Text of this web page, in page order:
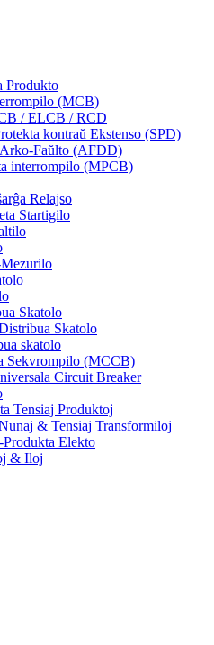
Produkto
(MCB)
/ ELCB / RCD
kontraŭ Ekstenso (SPD)
Faŭlto (AFDD)
interrompilo (MPCB)
Relajso
Startigilo
Skatolo
Skatolo
skatolo
Sekvrompilo (MCCB)
Circuit Breaker
Tensiaj Produktoj
& Tensiaj Transformiloj
Elekto
& Iloj